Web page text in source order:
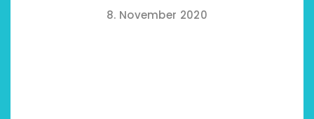
8. November 2020